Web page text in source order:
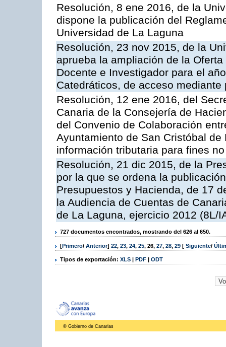
Resolución, 8 ene 2016, de la
dispone la publicación del
Universidad de La Laguna
Resolución, 23 nov 2015, de la
aprueba la ampliación de la
Docente e Investigador para el
Catedráticos, de acceso mediante
Resolución, 12 ene 2016, del
Canaria de la Consejería de
del Convenio de Colaboración
Ayuntamiento de San Cristóbal
información tributaria para fines
Resolución, 21 dic 2015, de la
por la que se ordena la
Presupuestos y Hacienda, de 17
la Audiencia de Cuentas de
de La Laguna, ejercicio 2012 (8L/
727 documentos encontrados, mostrando del 626 al 650.
[Primero/ Anterior] 22, 23, 24, 25, 26, 27, 28, 29 [ Siguiente/
Tipos de exportación: XLS | PDF | ODT
© Gobierno de Canarias